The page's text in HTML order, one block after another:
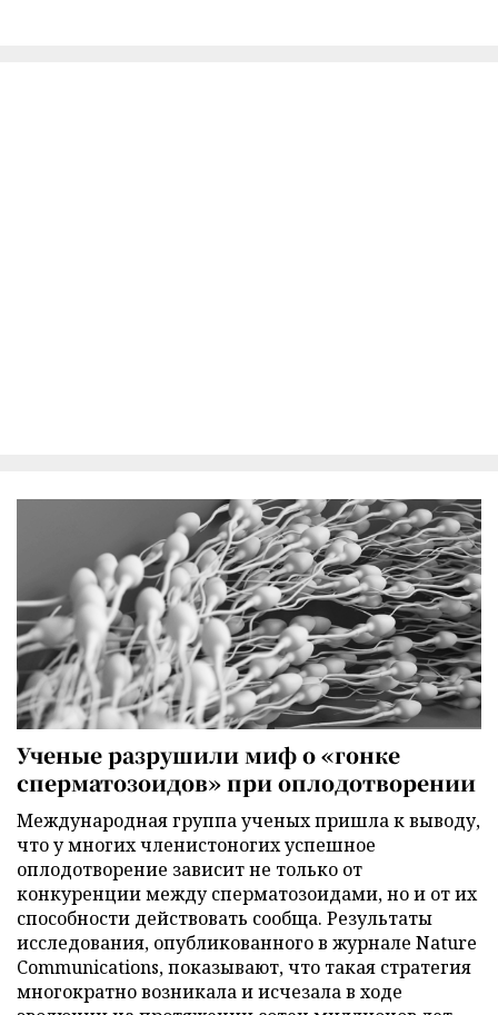
Ученые разрушили миф о «гонке
сперматозоидов» при оплодотворении
Международная группа ученых пришла к выводу,
что у многих членистоногих успешное
оплодотворение зависит не только от
конкуренции между сперматозоидами, но и от их
способности действовать сообща. Результаты
исследования, опубликованного в журнале Nature
Communications, показывают, что такая стратегия
многократно возникала и исчезала в ходе